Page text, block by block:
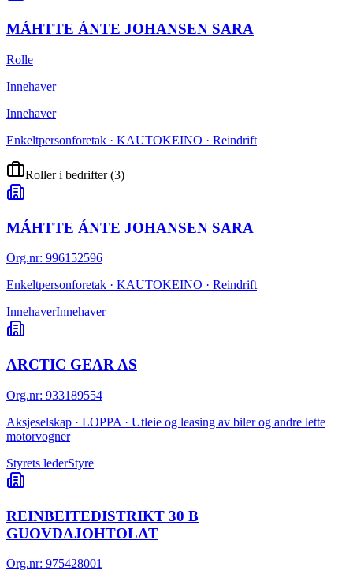
MÁHTTE ÁNTE JOHANSEN SARA
Rolle
Innehaver
Innehaver
Enkeltpersonforetak · KAUTOKEINO · Reindrift
Roller i bedrifter(3)
MÁHTTE ÁNTE JOHANSEN SARA
Org.nr: 996152596
Enkeltpersonforetak · KAUTOKEINO · Reindrift
InnehaverInnehaver
ARCTIC GEAR AS
Org.nr: 933189554
Aksjeselskap · LOPPA · Utleie og leasing av biler og andre lette
motorvogner
Styrets lederStyre
REINBEITEDISTRIKT 30 B
GUOVDAJOHTOLAT
Org.nr: 975428001